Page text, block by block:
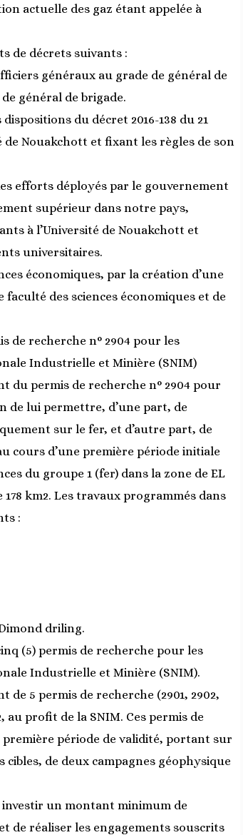
actuelle des gaz étant appelée à
de décrets suivants :
généraux au grade de général de
général de brigade.
du décret 2016-138 du 21
Nouakchott et fixant les règles de son
efforts déployés par le gouvernement
supérieur dans notre pays,
à l’Université de Nouakchott et
universitaires.
économiques, par la création d’une
des sciences économiques et de
de recherche n° 2904 pour les
Industrielle et Minière (SNIM)
du permis de recherche n° 2904 pour
de lui permettre, d’une part, de
sur le fer, et d’autre part, de
cours d’une première période initiale
du groupe 1 (fer) dans la zone de EL
km2. Les travaux programmés dans
:
driling.
(5) permis de recherche pour les
Industrielle et Minière (SNIM).
5 permis de recherche (2901, 2902,
au profit de la SNIM. Ces permis de
période de validité, portant sur
de deux campagnes géophysique
investir un montant minimum de
de réaliser les engagements souscrits